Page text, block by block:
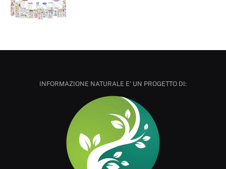
INFORMAZIONE NATURALE E' UN PROGETTO DI: